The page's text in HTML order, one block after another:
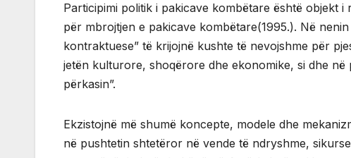
Participimi politik i pakicave kombëtare është objekt
për mbrojtjen e pakicave kombëtare(1995.). Në
kontraktuese” të krijojnë kushte të nevojshme për
jetën kulturore, shoqërore dhe ekonomike, si dhe
përkasin”.
Ekzistojnë më shumë koncepte, modele dhe
në pushtetin shtetëror në vende të ndryshme,